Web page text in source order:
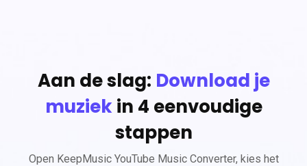
Aan de slag: Download je
muziek in 4 eenvoudige
stappen
Open KeepMusic YouTube Music Converter, kies het